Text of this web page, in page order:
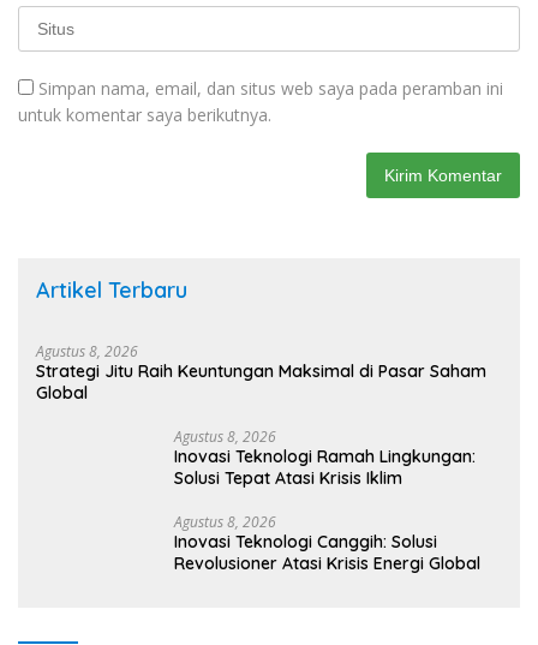
Simpan nama, email, dan situs web saya pada peramban ini
untuk komentar saya berikutnya.
Artikel Terbaru
Agustus 8, 2026
Strategi Jitu Raih Keuntungan Maksimal di Pasar Saham
Global
Agustus 8, 2026
Inovasi Teknologi Ramah Lingkungan:
Solusi Tepat Atasi Krisis Iklim
Agustus 8, 2026
Inovasi Teknologi Canggih: Solusi
Revolusioner Atasi Krisis Energi Global